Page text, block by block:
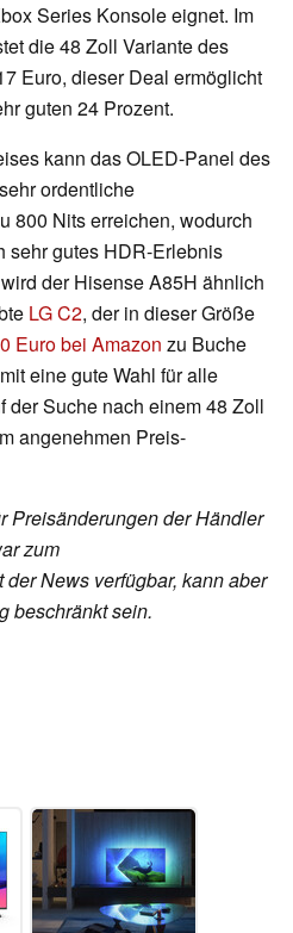
Series Konsole eignet. Im
die 48 Zoll Variante des
Euro, dieser Deal ermöglicht
guten 24 Prozent.
kann das OLED-Panel des
ordentliche
800 Nits erreichen, wodurch
sehr gutes HDR-Erlebnis
der Hisense A85H ähnlich
LG C2, der in dieser Größe
Euro bei Amazon zu Buche
eine gute Wahl für alle
der Suche nach einem 48 Zoll
angenehmen Preis-
Preisänderungen der Händler
zum
News verfügbar, kann aber
beschränkt sein.